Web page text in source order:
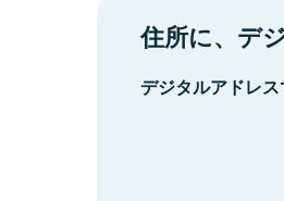
住所に、デ
デジタルアドレ